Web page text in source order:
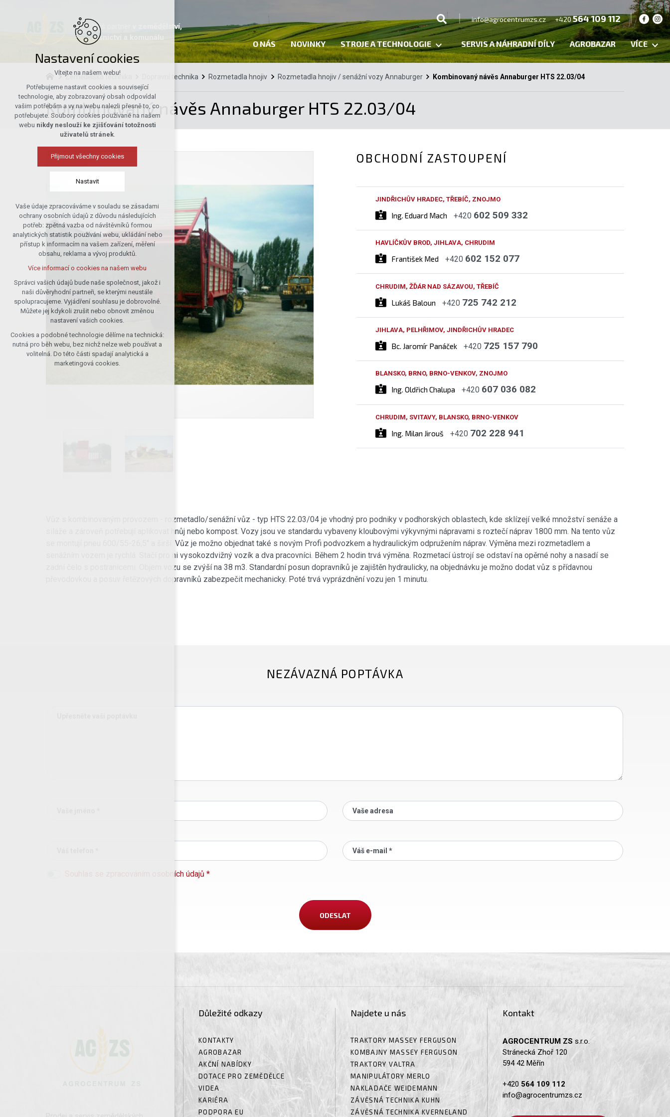
Váš partner
v zemědělství,
lesnictví a komunálu
info@agrocentrumzs.cz +420564 109 112
O NÁS NOVINKY STROJE A TECHNOLOGIE SERVIS A NÁHRADNÍ DÍLY AGROBAZAR VÍCE
Zemědělská technika Dopravní technika Rozmetadla hnojiv Rozmetadla hnojiv / senážní vozy Annaburger Kombinovaný návěs Annaburger HTS 22.03/04
Kombinovaný návěs Annaburger HTS 22.03/04
OBCHODNÍ ZASTOUPENÍ
Ing. Eduard Mach
JINDŘICHŮV HRADEC, TŘEBÍČ, ZNOJMO
+420 602 509 332
František Med
HAVLÍČKŮV BROD, JIHLAVA, CHRUDIM
+420 602 152 077
Lukáš Baloun
CHRUDIM, ŽĎÁR NAD SÁZAVOU, TŘEBÍČ
+420 725 742 212
Bc. Jaromír Panáček
JIHLAVA, PELHŘIMOV, JINDŘICHŮV HRADEC
+420 725 157 790
Ing. Oldřich Chalupa
BLANSKO, BRNO, BRNO-VENKOV, ZNOJMO
+420 607 036 082
Ing. Milan Jirouš
CHRUDIM, SVITAVY, BLANSKO, BRNO-VENKOV
+420 702 228 941
Vůz s kombinovaným provozem - rozmetadlo/senážní vůz - typ HTS 22.03/04 je vhodný pro podniky v podhorských oblastech, kde sklízejí velké množství senáže a
siláže a zároveň potřebují aplikovat hnůj nebo kompost. Vozy jsou ve standardu vybaveny kloubovými výkyvnými nápravami s roztečí náprav 1800 mm. Na tento vůz
se montují pneu 600/55-26,5" a širší. Vůz je možno objednat také s novým Profi podvozkem a hydraulickým odpružením náprav. Výměna mezi rozmetadlem a
senážním vozem je rychlá. Stačí pro ni vysokozdvižný vozík a dva pracovníci. Během 2 hodin trvá výměna. Rozmetací ústrojí se odstaví na opěrné nohy a nasadí se
zadní čelo s postranicemi. Objem vozu se zvýší na 38 m3. Standardní posun dopravníků je zajištěn hydraulicky, na objednávku je možno dodat vůz s přídavnou
převodovkou a posuv řetězových dopravníků zabezpečit mechanicky. Poté trvá vyprázdnění vozu jen 1 minutu.
NEZÁVAZNÁ POPTÁVKA
Vaše adresa
Váš e-mail *
Souhlas se zpracováním osobních údajů *
Důležité odkazy
KONTAKTY
AGROBAZAR
AKČNÍ NABÍDKY
DOTACE PRO ZEMĚDĚLCE
VIDEA
KARIÉRA
PODPORA EU
Najdete u nás
TRAKTORY MASSEY FERGUSON
KOMBAJNY MASSEY FERGUSON
TRAKTORY VALTRA
MANIPULÁTORY MERLO
NAKLADAČE WEIDEMANN
ZÁVĚSNÁ TECHNIKA KUHN
ZÁVĚSNÁ TECHNIKA KVERNELAND
Kontakt
AGROCENTRUM ZS s.r.o.
Stránecká Zhoř 120
594 42 Měřín
+420 564 109 112
info@agrocentrumzs.cz
Nastavení cookies
Vítejte na našem webu!
Potřebujeme nastavit cookies a související
technologie, aby zobrazovaný obsah odpovídal
vašim potřebám a vy na webu nalezli přesně to, co
potřebujete. Soubory cookies používané na našem
webu nikdy neslouží ke zjišťování totožnosti
uživatelů stránek.
Přijmout všechny cookies
Nastavit
Technická cookies
nutná pro provozování webu
udržení kontextu stránek (session):
případná přihlášení, volby jazyka, apod.
Volitelná cookies
analytická pro anonymizované
vyhodnocení návštěvnosti
marketingová cookies (Google)
Více informací o cookies na našem webu
Přijmout všechny cookies
Odmítnout vše
Vaše údaje zpracováváme v souladu se zásadami
ochrany osobních údajů z důvodu následujících
potřeb: zpětná vazba od návštěvníků formou
analytických statistik používání webu, ukládání nebo
přístup k informacím na vašem zařízení, měření
obsahu, reklama a vývoj produktů.
Více informací o cookies na našem webu
Správci vašich údajů bude naše společnost, jakož i
naši důvěryhodní partneři, se kterými neustále
spolupracujeme. Vyjádření souhlasu je dobrovolné.
Můžete jej kdykoli zrušit nebo obnovit změnou
nastavení vašich cookies.
Cookies a podobné technologie dělíme na technická:
nutná pro běh webu, bez nichž nelze web používat a
volitelná. Do této části spadají analytická a
marketingová cookies.